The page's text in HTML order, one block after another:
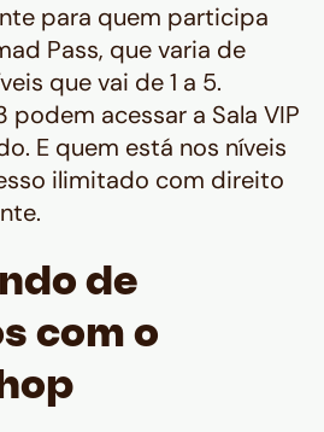
para quem participa
Pass, que varia de
que vai de 1 a 5.
podem acessar a Sala VIP
E quem está nos níveis
ilimitado com direito
de
com o